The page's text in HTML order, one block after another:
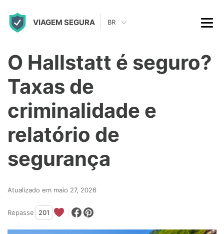
VIAGEM SEGURA BR
O Hallstatt é seguro?
Taxas de
criminalidade e
relatório de
segurança
Atualizado em maio 27, 2026
Repasse 201